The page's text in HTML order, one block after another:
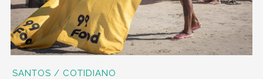
SANTOS / COTIDIANO